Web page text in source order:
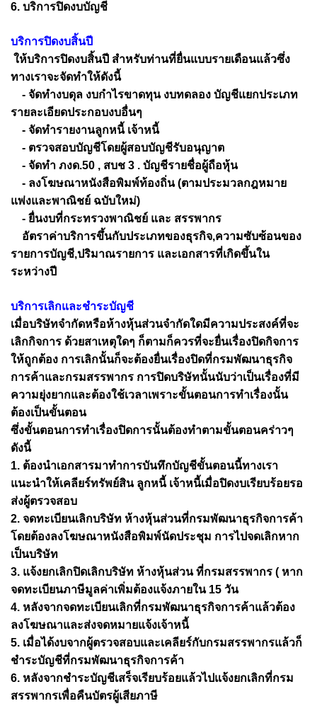
6. บริการปิดงบบัญชี
บริการปิดงบสิ้นปี
ให้บริการปิดงบสิ้นปี สำหรับท่านที่ยื่นแบบรายเดือนแล้วซึ่ง
ทางเราจะจัดทำให้ดังนี้
- จัดทำงบดุล งบกำไรขาดทุน งบทดลอง บัญชีแยกประเภท
รายละเอียดประกอบงบอื่นๆ
- จัดทำรายงานลูกหนี้ เจ้าหนี้
- ตรวจสอบบัญชีโดยผู้สอบบัญชีรับอนุญาต
- จัดทำ ภงด.50 , สบช 3 . บัญชีรายชื่อผู้ถือหุ้น
- ลงโฆษณาหนังสือพิมพ์ท้องถิ่น (ตามประมวลกฎหมาย
แพ่งและพาณิชย์ ฉบับใหม่)
- ยื่นงบที่กระทรวงพาณิชย์ และ สรรพากร
อัตราค่าบริการขึ้นกับประเภทของธุรกิจ,ความซับซ้อนของ
รายการบัญชี,ปริมาณรายการ และเอกสารที่เกิดขึ้นใน
ระหว่างปี
บริการเลิกและชำระบัญชี
เมื่อบริษัทจำกัดหรือห้างหุ้นส่วนจำกัดใดมีความประสงค์ที่จะ
เลิกกิจการ ด้วยสาเหตุใดๆ ก็ตามก็ควรที่จะยื่นเรื่องปิดกิจการ
ให้ถูกต้อง การเลิกนั้นก็จะต้องยื่นเรื่องปิดที่กรมพัฒนาธุรกิจ
การค้าและกรมสรรพากร การปิดบริษัทนั้นนับว่าเป็นเรื่องที่มี
ความยุ่งยากและต้องใช้เวลาเพราะขั้นตอนการทำเรื่องนั้น
ต้องเป็นขั้นตอน
ซึ่งขั้นตอนการทำเรื่องปิดการนั้นต้องทำตามขั้นตอนคร่าวๆ
ดังนี้
1. ต้องนำเอกสารมาทำการบันทึกบัญชีขั้นตอนนี้ทางเรา
แนะนำให้เคลียร์ทรัพย์สิน ลูกหนี้ เจ้าหนี้เมื่อปิดงบเรียบร้อยรอ
ส่งผู้ตรวจสอบ
2. จดทะเบียนเลิกบริษัท ห้างหุ้นส่วนที่กรมพัฒนาธุรกิจการค้า
โดยต้องลงโฆษณาหนังสือพิมพ์นัดประชุม การไปจดเลิกหาก
เป็นบริษัท
3. แจ้งยกเลิกปิดเลิกบริษัท ห้างหุ้นส่วน ที่กรมสรรพากร ( หาก
จดทะเบียนภาษีมูลค่าเพิ่มต้องแจ้งภายใน 15 วัน
4. หลังจากจดทะเบียนเลิกที่กรมพัฒนาธุรกิจการค้าแล้วต้อง
ลงโฆษณาและส่งจดหมายแจ้งเจ้าหนี้
5. เมื่อได้งบจากผู้ตรวจสอบและเคลียร์กับกรมสรรพากรแล้วก็
ชำระบัญชีที่กรมพัฒนาธุรกิจการค้า
6. หลังจากชำระบัญชีเสร็จเรียบร้อยแล้วไปแจ้งยกเลิกที่กรม
สรรพากรเพื่อคืนบัตรผู้เสียภาษี